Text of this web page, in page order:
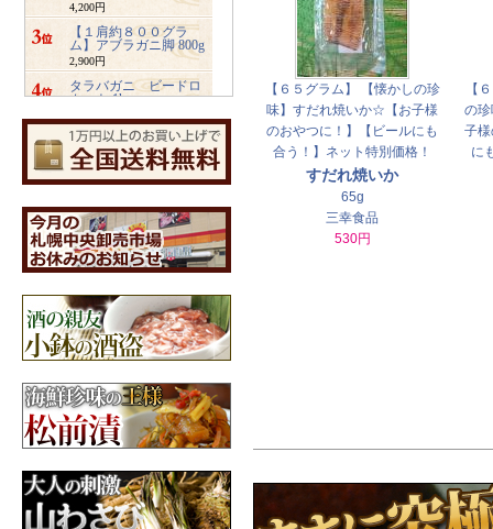
【６５グラム】 【懐かしの珍
味】すだれ焼いか☆【お子様
のおやつに！】【ビールにも
合う！】ネット特別価格！
すだれ焼いか
65g
三幸食品
530円
【
の
子
に
4,200円
【１肩約８００グラ
ム】アブラガニ脚 800g
2,900円
タラバガニ ビードロ
カット 1kg
ズワイガニ ビードロ
カット 1kg
3,400円
り】みちのく松前
4,800円
【特大2キロ入り】業務
用ホッキ貝サラダ
4,900円
【数の子だらけ☆】み
ちのく松前
3,600円
昆布
【カニが安いゾ
ッ！！】毛ガニ 660g前
後×2尾
6,960円